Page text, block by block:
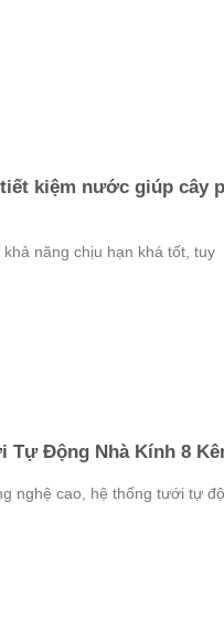
kiệm nước giúp cây
năng chịu hạn khá tốt, tuy
Tự Động Nhà Kính 8
nghệ cao, hệ thống tưới tự